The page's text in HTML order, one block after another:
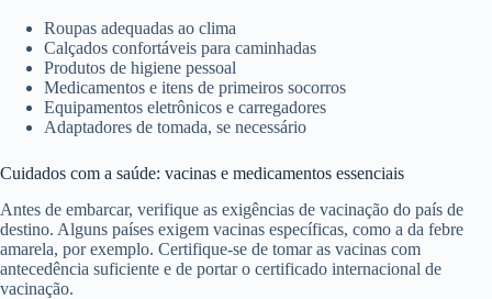
Roupas adequadas ao clima
Calçados confortáveis para caminhadas
Produtos de higiene pessoal
Medicamentos e itens de primeiros socorros
Equipamentos eletrônicos e carregadores
Adaptadores de tomada, se necessário
Cuidados com a saúde: vacinas e medicamentos essenciais
Antes de embarcar, verifique as exigências de vacinação do país de
destino. Alguns países exigem vacinas específicas, como a da febre
amarela, por exemplo. Certifique-se de tomar as vacinas com
antecedência suficiente e de portar o certificado internacional de
vacinação.